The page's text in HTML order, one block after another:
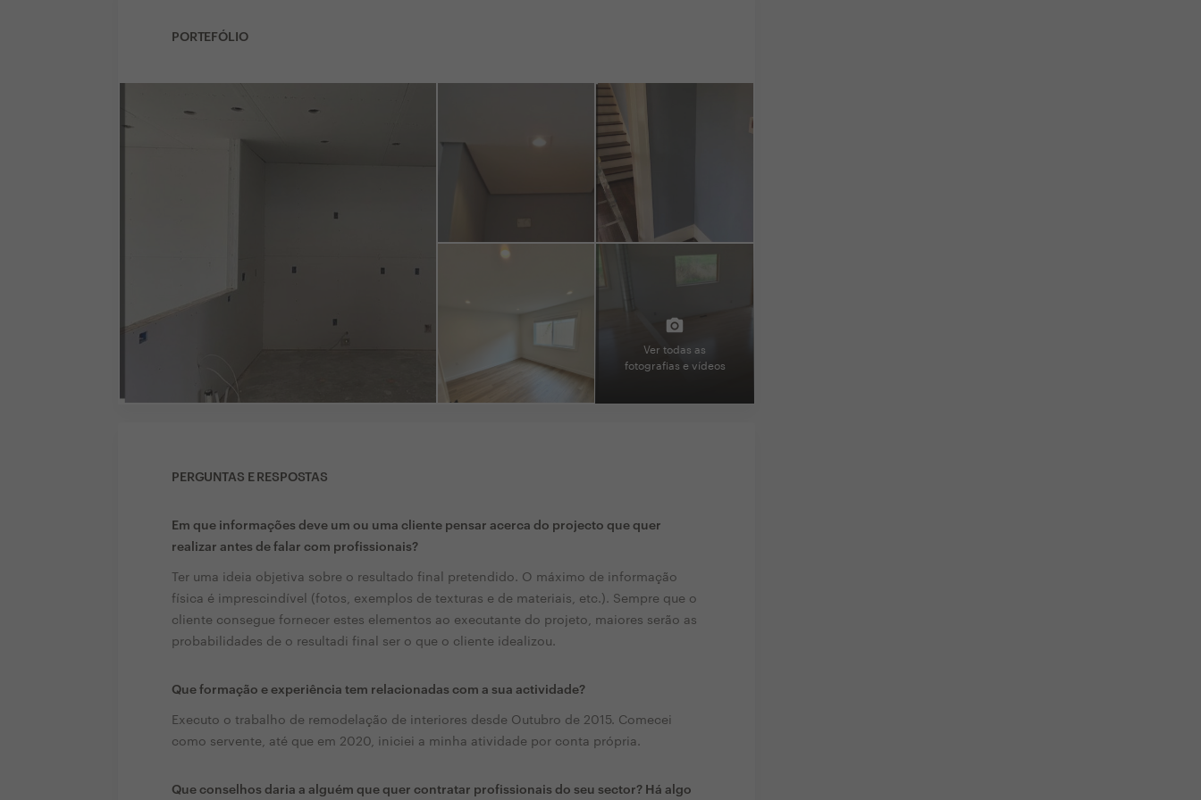
PORTEFÓLIO
Ver todas as
fotografias e vídeos
PERGUNTAS E RESPOSTAS
Em que informações deve um ou uma cliente pensar acerca do projecto que quer
realizar antes de falar com profissionais?
Ter uma ideia objetiva sobre o resultado final pretendido. O máximo de informação
física é imprescindível (fotos, exemplos de texturas e de materiais, etc.). Sempre que o
cliente consegue fornecer estes elementos ao executante do projeto, maiores serão as
probabilidades de o resultadi final ser o que o cliente idealizou.
Que formação e experiência tem relacionadas com a sua actividade?
Executo o trabalho de remodelação de interiores desde Outubro de 2015. Comecei
como servente, até que em 2020, iniciei a minha atividade por conta própria.
Que conselhos daria a alguém que quer contratar profissionais do seu sector? Há algo